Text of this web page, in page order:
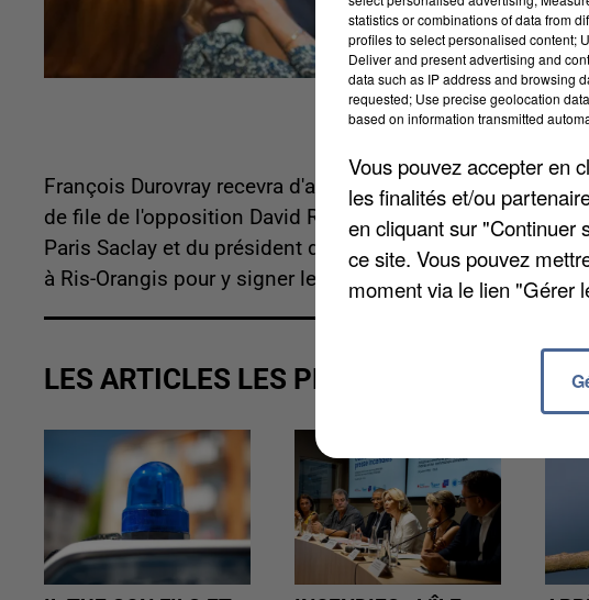
François Durovray recevra d'abord les représentants du
de file de l'opposition David Ros, suivi du directeur
Paris Saclay et du président du directoire de la Société du
à Ris-Orangis pour y signer le contrat de territoire.
LES ARTICLES LES PLUS VUS
statistics or combinations of data from
profiles to select personalised content;
Deliver and present advertising and
data such as IP address and browsing
requested; Use precise geolocation
based on information transmitted
Vous pouvez accepter en
les finalités et/ou
en cliquant sur "Continuer
ce site. Vous pouvez
moment via le lien "Gérer